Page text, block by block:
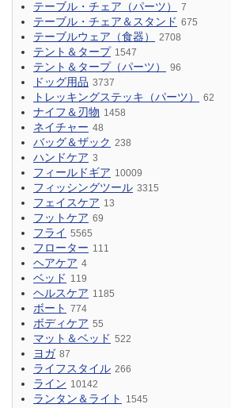
テーブル・チェア（パーツ） 7
テーブル・チェア＆スタンド 675
テーブルウェア（食器） 2708
テント＆タープ 1547
テント＆タープ（パーツ） 96
ドッグ用品 3737
トレッキングステッキ（パーツ） 62
ナイフ＆刃物 1458
ネイチャー 48
バッグ＆ザック 238
ハンドケア 3
フィールドギア 10009
フィッシングツール 3315
フェイスケア 13
フットケア 69
フライ 5565
フローター 111
ヘアケア 4
ベッド 119
ヘルスケア 1185
ボート 774
ボディケア 55
マット＆ベッド 522
ヨガ 87
ライフスタイル 266
ライン 10142
ランタン＆ライト 1545